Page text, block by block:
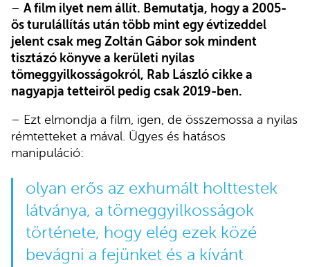
– A film ilyet nem állít. Bemutatja, hogy a 2005-
ös turulállítás után több mint egy évtizeddel
jelent csak meg Zoltán Gábor sok mindent
tisztázó könyve a kerületi nyilas
tömeggyilkosságokról, Rab László cikke a
nagyapja tetteiről pedig csak 2019-ben.
– Ezt elmondja a film, igen, de összemossa a nyilas
rémtetteket a mával. Ügyes és hatásos
manipuláció:
olyan erős az exhumált holttestek
látványa, a tömeggyilkosságok
története, hogy elég ezek közé
bevágni a fejünket és a kívánt